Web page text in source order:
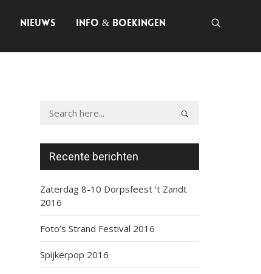
NIEUWS INFO & BOEKINGEN
Recente berichten
Zaterdag 8-10 Dorpsfeest ‘t Zandt
2016
Foto’s Strand Festival 2016
Spijkerpop 2016